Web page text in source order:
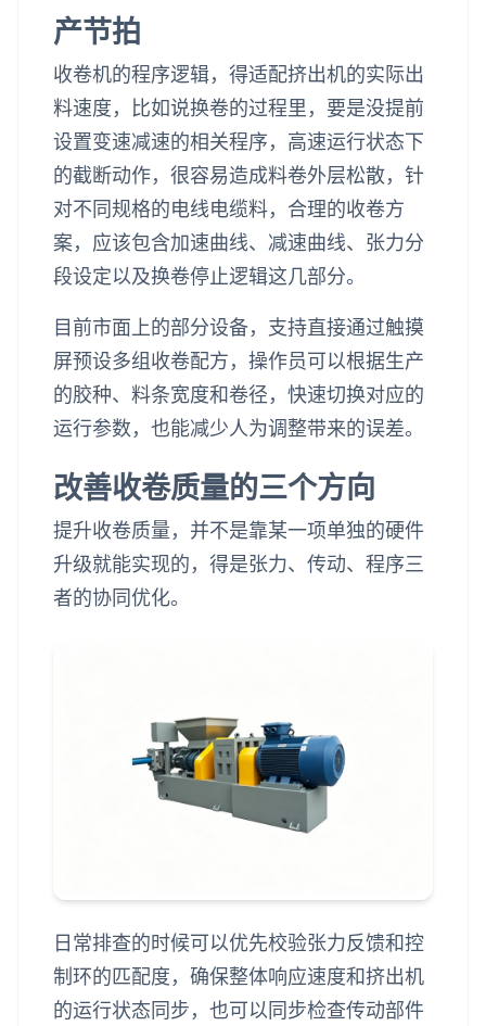
产节拍
收卷机的程序逻辑，得适配挤出机的实际出
料速度，比如说换卷的过程里，要是没提前
设置变速减速的相关程序，高速运行状态下
的截断动作，很容易造成料卷外层松散，针
对不同规格的电线电缆料，合理的收卷方
案，应该包含加速曲线、减速曲线、张力分
段设定以及换卷停止逻辑这几部分。
目前市面上的部分设备，支持直接通过触摸
屏预设多组收卷配方，操作员可以根据生产
的胶种、料条宽度和卷径，快速切换对应的
运行参数，也能减少人为调整带来的误差。
改善收卷质量的三个方向
提升收卷质量，并不是靠某一项单独的硬件
升级就能实现的，得是张力、传动、程序三
者的协同优化。
日常排查的时候可以优先校验张力反馈和控
制环的匹配度，确保整体响应速度和挤出机
的运行状态同步，也可以同步检查传动部件